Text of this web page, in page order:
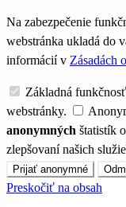
Na zabezpečenie
webstránka ukladá do
informácií v Zásadách
Základná funkčnosť
webstránky.
anonymných štatistík
zlepšovaní našich
Prijať anonymné
Preskočiť na obsah